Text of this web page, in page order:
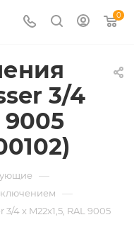
0
3/4
9005
—
—
4 x M22x1,5, RAL 9005